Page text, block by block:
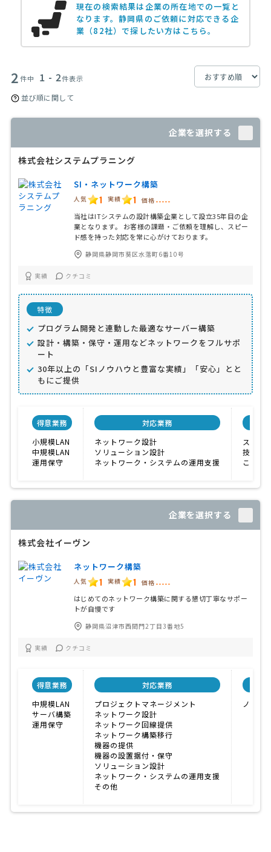
現在の検索結果は企業の所在地での一覧と
なります。静岡県のご依頼に対応できる企
業（82社）で探したい方はこちら。
2件中 1 - 2件表示
並び順に関して
企業を選択する
株式会社システムプラニング
SI・ネットワーク構築
人気 1 実績 1 価格 -----
当社はITシステムの設計構築企業として設立35年目の企
業となります。 お客様の課題・ご依頼を理解し、スピー
ド感を持った対応を常に心がけております。
静岡県静岡市葵区水落町6番10号
実績 クチコミ
特徴
プログラム開発と連動した最適なサーバー構築
設計・構築・保守・運用などネットワークをフルサポ
ート
30年以上の「SIノウハウと豊富な実績」「安心」とと
もにご提供
得意業務
小規模LAN
中規模LAN
運用保守
対応業務
ネットワーク設計
ソリューション設計
ネットワーク・システムの運用支援
スピー
技術力
こまめ
企業を選択する
株式会社イーヴン
ネットワーク構築
人気 1 実績 1 価格 -----
はじめてのネットワーク構築に関する懇切丁寧なサポー
トが自慢です
静岡県沼津市西間門2丁目3番地5
実績 クチコミ
得意業務
中規模LAN
サーバ構築
運用保守
対応業務
プロジェクトマネージメント
ネットワーク設計
ネットワーク回線提供
ネットワーク構築移行
機器の提供
機器の設置据付・保守
ソリューション設計
ネットワーク・システムの運用支援
その他
ノウハ